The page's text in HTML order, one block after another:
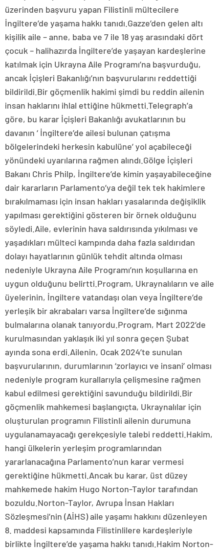
üzerinden başvuru yapan Filistinli mültecilere
İngiltere’de yaşama hakkı tanıdı.Gazze’den gelen altı
kişilik aile – anne, baba ve 7 ile 18 yaş arasındaki dört
çocuk – halihazırda İngiltere’de yaşayan kardeşlerine
katılmak için Ukrayna Aile Programı’na başvurduğu,
ancak İçişleri Bakanlığı’nın başvurularını reddettiği
bildirildi.Bir göçmenlik hakimi şimdi bu reddin ailenin
insan haklarını ihlal ettiğine hükmetti.Telegraph’a
göre, bu karar İçişleri Bakanlığı avukatlarının bu
davanın ‘ İngiltere’de ailesi bulunan çatışma
bölgelerindeki herkesin kabulüne’ yol açabileceği
yönündeki uyarılarına rağmen alındı.Gölge İçişleri
Bakanı Chris Philp, İngiltere’de kimin yaşayabileceğine
dair kararların Parlamento’ya değil tek tek hakimlere
bırakılmaması için insan hakları yasalarında değişiklik
yapılması gerektiğini gösteren bir örnek olduğunu
söyledi.Aile, evlerinin hava saldırısında yıkılması ve
yaşadıkları mülteci kampında daha fazla saldırıdan
dolayı hayatlarının günlük tehdit altında olması
nedeniyle Ukrayna Aile Programı’nın koşullarına en
uygun olduğunu belirtti.Program, Ukraynalıların ve aile
üyelerinin, İngiltere vatandaşı olan veya İngiltere’de
yerleşik bir akrabaları varsa İngiltere’de sığınma
bulmalarına olanak tanıyordu.Program, Mart 2022’de
kurulmasından yaklaşık iki yıl sonra geçen Şubat
ayında sona erdi.Ailenin, Ocak 2024’te sunulan
başvurularının, durumlarının ‘zorlayıcı ve insani’ olması
nedeniyle program kurallarıyla çelişmesine rağmen
kabul edilmesi gerektiğini savunduğu bildirildi.Bir
göçmenlik mahkemesi başlangıçta, Ukraynalılar için
oluşturulan programın Filistinli ailenin durumuna
uygulanamayacağı gerekçesiyle talebi reddetti.Hakim,
hangi ülkelerin yerleşim programlarından
yararlanacağına Parlamento’nun karar vermesi
gerektiğine hükmetti.Ancak bu karar, üst düzey
mahkemede hakim Hugo Norton-Taylor tarafından
bozuldu.Norton-Taylor, Avrupa İnsan Hakları
Sözleşmesi’nin (AİHS) aile yaşamı hakkını düzenleyen
8. maddesi kapsamında Filistinlilere kardeşleriyle
birlikte İngiltere’de yaşama hakkı tanıdı.Hakim Norton-